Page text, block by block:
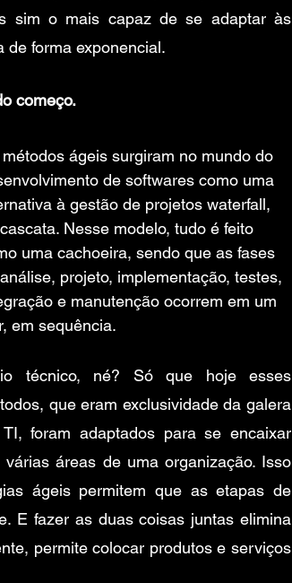
sim o mais capaz de se adaptar às
de forma exponencial.
começo.
ágeis surgiram no mundo do
de softwares como uma
à gestão de projetos waterfall,
Nesse modelo, tudo é feito
uma cachoeira, sendo que as fases
projeto, implementação, testes,
e manutenção ocorrem em um
em sequência.
técnico, né? Só que hoje esses
que eram exclusividade da galera
foram adaptados para se encaixar
várias áreas de uma organização. Isso
ágeis permitem que as etapas de
E fazer as duas coisas juntas elimina
permite colocar produtos e serviços